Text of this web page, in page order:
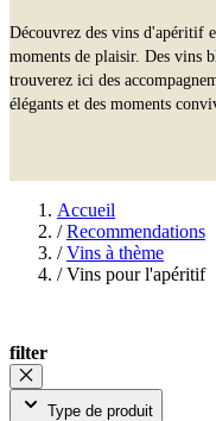
Découvrez des vins d'apéritif
moments de plaisir. Des vins
trouverez ici des
élégants et des moments
Accueil
/ Recommendations
/ Vins à thème
/ Vins pour l'apéritif
filter
Type de produit